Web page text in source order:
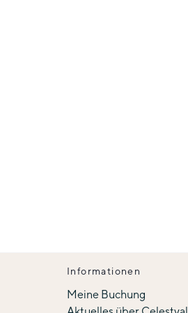
Informationen
Meine Buchung